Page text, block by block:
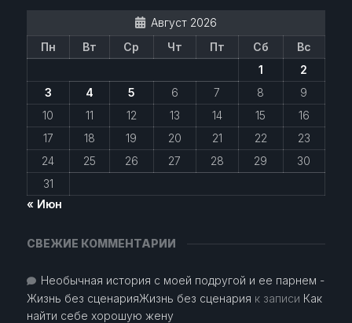
Август 2026
Пн
Вт Ср Чт Пт Сб
Вс
1
2
3
4 5 6 7 8
9
10
11 12 13 14 15
16
17
18 19 20 21 22
23
24
25 26 27 28 29
30
31
« Июн
СВЕЖИЕ КОММЕНТАРИИ
Необычная история с моей подругой и ее парнем -
Жизнь без сценарияЖизнь без сценария к записи Как
найти себе хорошую жену